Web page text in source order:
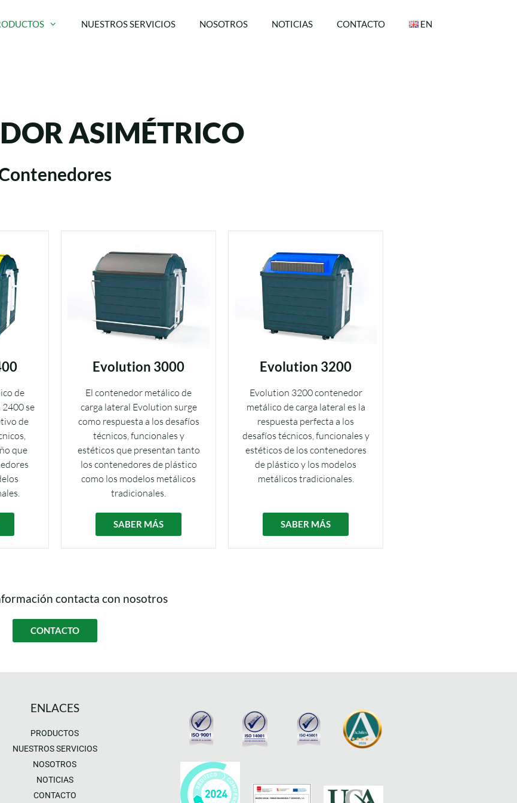
NUESTROS SERVICIOS NOSOTROS NOTICIAS CONTACTO EN
ASIMÉTRICO
de
se
de
que
Evolution 3000
El contenedor metálico de
carga lateral Evolution surge
como respuesta a los desafíos
técnicos, funcionales y
estéticos que presentan tanto
los contenedores de plástico
como los modelos metálicos
tradicionales.
SABER MÁS
Evolution 3200
Evolution 3200 contenedor
metálico de carga lateral es la
respuesta perfecta a los
desafíos técnicos, funcionales y
estéticos de los contenedores
de plástico y los modelos
metálicos tradicionales.
SABER MÁS
contacta con nosotros
CONTACTO
ENLACES
PRODUCTOS
NUESTROS SERVICIOS
NOSOTROS
NOTICIAS
CONTACTO